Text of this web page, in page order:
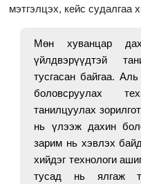
мэтгэлцэх, кейс судалгаа
Мөн хуванцар
үйлдвэрүүдтэй
тусгасан байгаа.
боловсруулах
танилцуулах
нь үлээж дахин
зарим нь хэвлэх
хийдэг технологи
тусад нь ялгаж